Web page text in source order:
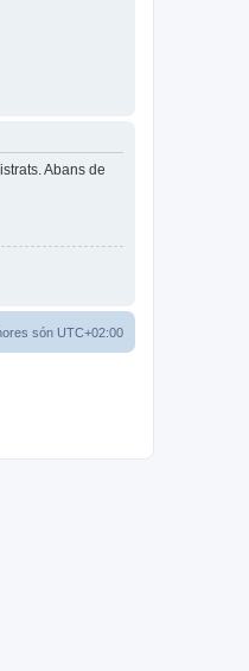
Abans de
són UTC+02:00